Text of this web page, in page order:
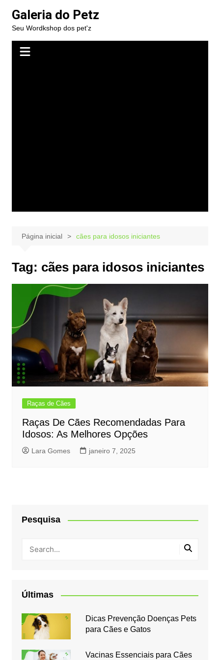
para
conteúdo
Galeria do Petz
Seu Wordkshop dos pet'z
Página inicial cães para idosos iniciantes
Tag: cães para idosos iniciantes
Raças de Cães
Raças De Cães Recomendadas Para
Idosos: As Melhores Opções
Lara Gomes janeiro 7, 2025
Pesquisa
Últimas
Dicas Prevenção Doenças Pets
para Cães e Gatos
Vacinas Essenciais para Cães